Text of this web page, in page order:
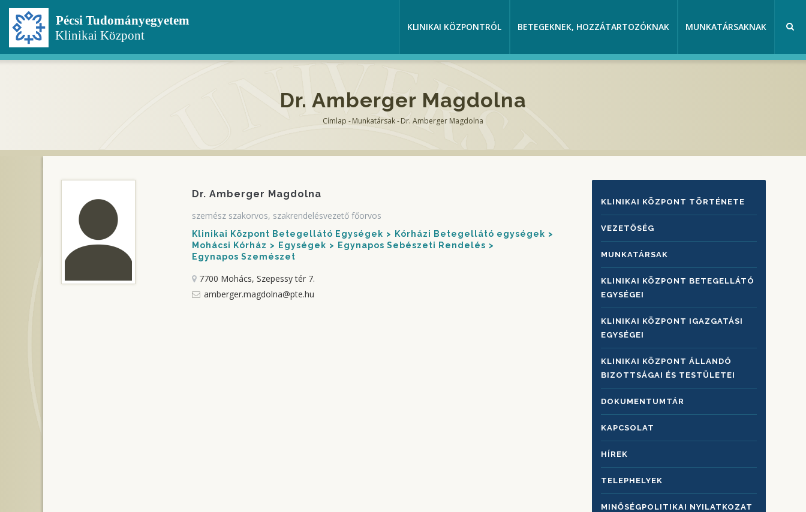
Ugrás
tartalomra
KLINIKAI KÖZPONTRÓL BETEGEKNEK, HOZZÁTARTOZÓKNAK MUNKATÁRSAKNAK
Dr. Amberger Magdolna
Címlap -Munkatársak-Dr. Amberger Magdolna
Dr. Amberger Magdolna
szemész szakorvos, szakrendelésvezető főorvos
Klinikai Központ Betegellátó Egységek
Kórházi Betegellátó egységek
Mohácsi Kórház
Egységek
Egynapos Sebészeti Rendelés
Egynapos Szemészet
7700 Mohács, Szepessy tér 7.
amberger.magdolna@pte.hu
KLINIKAI
KÖZPONTRÓL
KLINIKAI KÖZPONT TÖRTÉNETE
VEZETŐSÉG
MUNKATÁRSAK
KLINIKAI KÖZPONT BETEGELLÁTÓ
EGYSÉGEI
KLINIKAI KÖZPONT IGAZGATÁSI
EGYSÉGEI
KLINIKAI KÖZPONT ÁLLANDÓ
BIZOTTSÁGAI ÉS TESTÜLETEI
DOKUMENTUMTÁR
KAPCSOLAT
HÍREK
TELEPHELYEK
MINŐSÉGPOLITIKAI NYILATKOZAT